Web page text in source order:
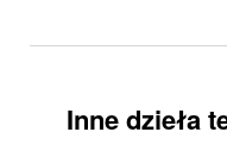
Inne dzieła